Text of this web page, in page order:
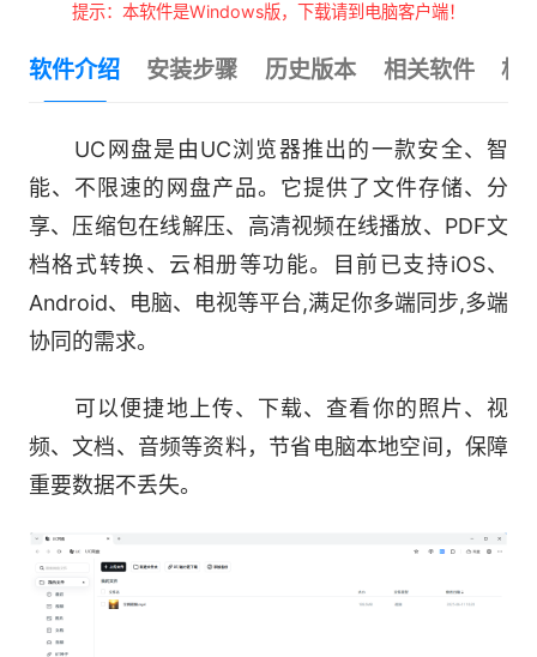
提示：本软件是Windows版，下载请到电脑客户端！
软件介绍 安装步骤 历史版本 相关软件 相
UC网盘是由UC浏览器推出的一款安全、智
能、不限速的网盘产品。它提供了文件存储、分
享、压缩包在线解压、高清视频在线播放、PDF文
档格式转换、云相册等功能。目前已支持iOS、
Android、电脑、电视等平台,满足你多端同步,多端
协同的需求。
可以便捷地上传、下载、查看你的照片、视
频、文档、音频等资料，节省电脑本地空间，保障
重要数据不丢失。